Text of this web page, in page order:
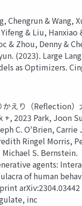
Chengrun & Wang,
& Liu, Hanxiao
& Zhou, Denny &
(2023). Large
as Optimizers.
かえり（Reﬂection）
+, 2023 Park, Joon
C. O'Brien, Carrie
Ringel Morris,
Michael S. Bernstein.
agents:
of human
arXiv:2304.03442
inc